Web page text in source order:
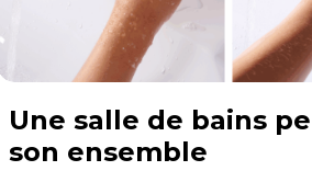
Une salle de bains
son ensemble